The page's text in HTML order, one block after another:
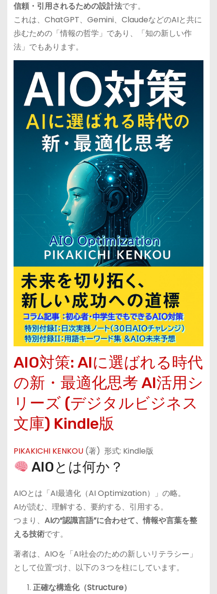
信頼・引用されるための設計法です。
これは、ChatGPT、Gemini、ClaudeなどのAIと共に
歩むための「情報の哲学」であり、「知の新しい作
法」でもあります。
AIO対策: AIに選ばれる時代
の新・最適化思考 AI活用シ
リーズ (デジタルビジネス
文庫) Kindle版
PIKAKICHI KENKOU (著) 形式: Kindle版
AIOとは何か？
AIOとは「AI最適化（AI Optimization）」の略。
AIが読む、理解する、要約する、引用する。
つまり、 AIの“認識言語”に合わせて、情報や言葉を整
える技術です。
著者は、AIOを「AI社会のための新しいリテラシー」
として位置づけ、以下の３つを柱にしています。
正確な構造化（Structure）